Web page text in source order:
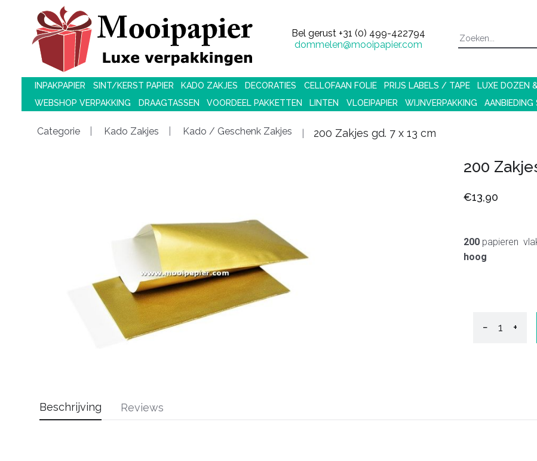
Bel gerust +31 (0) 499-422794
dommelen@mooipapier.com
INPAKPAPIER SINT/KERST PAPIER KADO ZAKJES DECORATIES CELLOFAAN FOLIE PRIJS LABELS / TAPE LUXE DOZEN
WEBSHOP VERPAKKING
DRAAGTASSEN VOORDEEL PAKKETTEN LINTEN VLOEIPAPIER WIJNVERPAKKING AANBIEDING
Categorie Kado Zakjes Kado / Geschenk Zakjes 200 Zakjes gd. 7 x 13 cm
200
€13,90
200 papieren
hoog
− +
Beschrijving Reviews